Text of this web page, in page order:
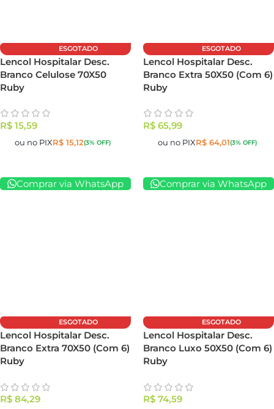
ESGOTADO
Lencol Hospitalar Desc.
Branco Celulose 70X50
Ruby
R$ 15,59
ou no PIXR$ 15,12(3% OFF)
Comprar via WhatsApp
ESGOTADO
Lencol Hospitalar Desc.
Branco Extra 50X50 (Com 6)
Ruby
R$ 65,99
ou no PIXR$ 64,01(3% OFF)
Comprar via WhatsApp
ESGOTADO
Lencol Hospitalar Desc.
Branco Extra 70X50 (Com 6)
Ruby
R$ 84,29
ESGOTADO
Lencol Hospitalar Desc.
Branco Luxo 50X50 (Com 6)
Ruby
R$ 74,59